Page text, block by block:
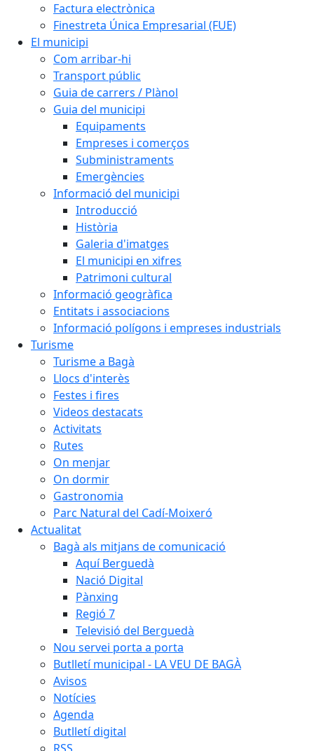
Factura electrònica
Finestreta Única Empresarial (FUE)
El municipi
Com arribar-hi
Transport públic
Guia de carrers / Plànol
Guia del municipi
Equipaments
Empreses i comerços
Subministraments
Emergències
Informació del municipi
Introducció
Història
Galeria d'imatges
El municipi en xifres
Patrimoni cultural
Informació geogràfica
Entitats i associacions
Informació polígons i empreses industrials
Turisme
Turisme a Bagà
Llocs d'interès
Festes i fires
Videos destacats
Activitats
Rutes
On menjar
On dormir
Gastronomia
Parc Natural del Cadí-Moixeró
Actualitat
Bagà als mitjans de comunicació
Aquí Berguedà
Nació Digital
Pànxing
Regió 7
Televisió del Berguedà
Nou servei porta a porta
Butlletí municipal - LA VEU DE BAGÀ
Avisos
Notícies
Agenda
Butlletí digital